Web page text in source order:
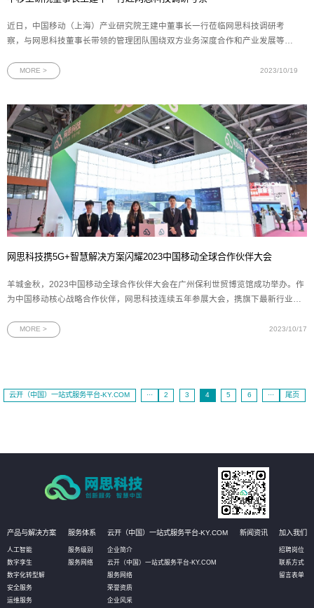
近日，中国移动（上海）产业研究院王建中董事长一行莅临网思科技调研考
察，与网思科技董事长带领的管理团队围绕双方业务深度合作和产业发展等方
方的了解和信任，巩固现有业务合作；还为双方在智慧工厂打造、人工智能算
MORE > 2023/10/19
网思科技携5G+智慧解决方案闪耀2023中国移动全球合作伙伴大会
羊城金秋，2023中国移动全球合作伙伴大会在广州保利世贸博览馆成功举办。作
为中国移动核心战略合作伙伴，网思科技连续五年参展大会，携旗下最新行业应
会。图为网思科技展台全景一直以来，网思科技致力于推动各行各业数字化的高
MORE > 2023/10/17
云开（中国）一站式服务平台-KY.COM ··· 2 3 4 5 6 ··· 尾页
产品与解决方案
人工智能
数字孪生
数字化转型解
安全服务
运维服务
服务体系
服务级别
服务网络
云开（中国）一站式服务平台-KY.COM
企业简介
云开（中国）一站式服务平台-KY.COM
服务网络
荣誉资质
企业风采
新闻资讯 加入我们
招聘岗位
联系方式
留言表单